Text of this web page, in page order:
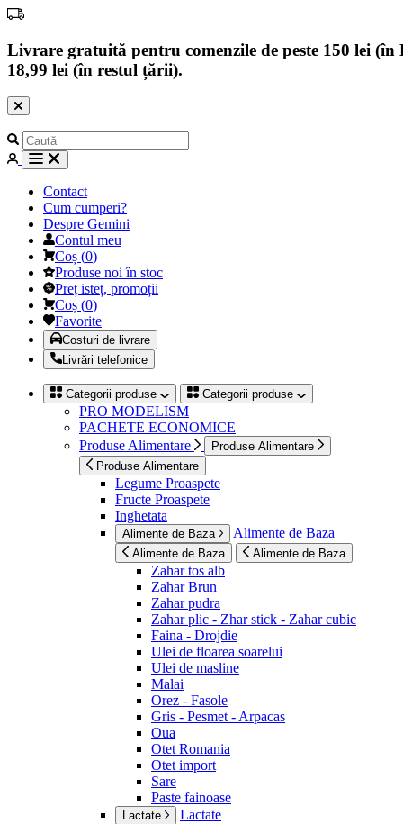
Livrare gratuită pentru comenzile de peste 150 lei
18,99 lei (în restul țării).
Contact
Cum cumperi?
Despre Gemini
Contul meu
Coș (0)
Produse noi în stoc
Preț isteț, promoții
Coș (0)
Favorite
Costuri de livrare
Livrări telefonice
Categorii produse Categorii produse
PRO MODELISM
PACHETE ECONOMICE
Produse Alimentare
Produse Alimentare
Produse Alimentare
Legume Proaspete
Fructe Proaspete
Inghetata
Alimente de Baza Alimente de Baza
Alimente de Baza Alimente de Baza
Zahar tos alb
Zahar Brun
Zahar pudra
Zahar plic - Zhar stick - Zahar cubic
Faina - Drojdie
Ulei de floarea soarelui
Ulei de masline
Malai
Orez - Fasole
Gris - Pesmet - Arpacas
Oua
Otet Romania
Otet import
Sare
Paste fainoase
Lactate Lactate